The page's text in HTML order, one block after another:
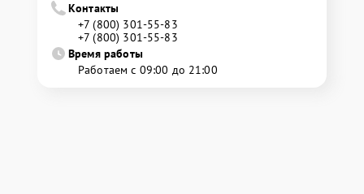
Контакты
+7 (800) 301-55-83
+7 (800) 301-55-83
Время работы
Работаем с 09:00 до 21:00